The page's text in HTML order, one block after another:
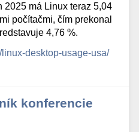
2025 má Linux teraz 5,04
počítačmi, čím prekonal
4,76 %.
desktop-usage-usa/
konferencie